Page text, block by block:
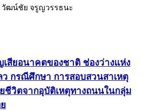
ฒน์ชัย จรูญวรรธนะ
สียอนาคตของชาติ ช่องว่างแห่ง
ว กรณีศึกษา การสอบสวนสาเหตุ
ชีวิตจากอุบัติเหตุทางถนนในกลุ่ม